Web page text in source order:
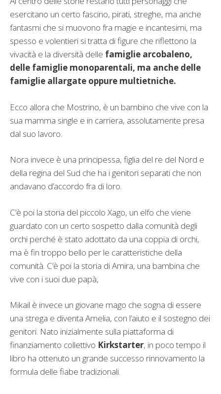
esercitano un certo fascino, pirati, streghe, ma anche
fantasmi che si muovono fra magie e incantesimi, ma
spesso e volentieri si tratta di figure che riflettono la
vivacità e la diversità delle famiglie arcobaleno,
delle famiglie monoparentali, ma anche delle
famiglie allargate oppure multietniche.
Ecco allora che Mostrino, è un bambino che vive con la
sua mamma single e in carriera, assolutamente presa
dal suo lavoro.
Nora invece è una principessa, figlia del re del Nord e
della regina del Sud che ha i genitori separati che non
andavano d’accordo fra di loro.
C’è poi la storia del piccolo Xago, un elfo che viene
guardato con un certo sospetto dalla comunità degli
orchi perché è stato adottato da una coppia di orchi,
ma è fin troppo bello per le caratteristiche della
comunità. C’è poi la storia di Amira, una bambina che
vive con i suoi due papà,
Mikail è invece un giovane mago che sogna di essere
una strega e diventa Amelia, con l’aiuto e il sostegno dei
genitori. Nato inizialmente sulla piattaforma di
finanziamento collettivo Kirkstarter, in poco tempo il
libro ha ottenuto un grande successo rinnovamento la
formula delle fiabe tradizionali.